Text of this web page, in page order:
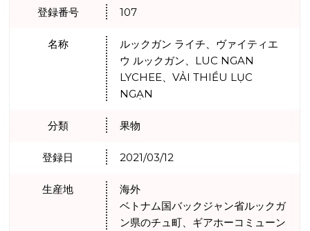
登録番号 107
名称
ルックガン ライチ、ヴァイティエ
ウ ルックガン、LUC NGAN
LYCHEE、VẢI THIỀU LỤC
NGẠN
分類 果物
登録日 2021/03/12
生産地
海外
ベトナム国バックジャン省ルックガ
ン県のチュ町、ギアホーコミューン